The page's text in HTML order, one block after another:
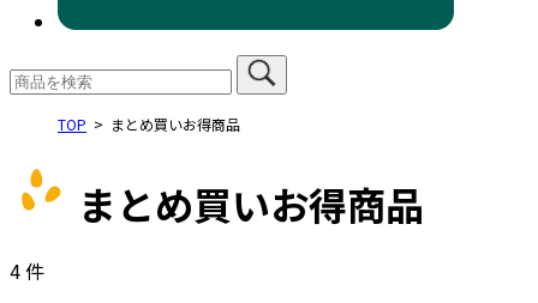
TOP まとめ買いお得商品
まとめ買いお得商品
4件